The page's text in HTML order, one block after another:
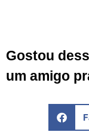
Gostou
um amigo